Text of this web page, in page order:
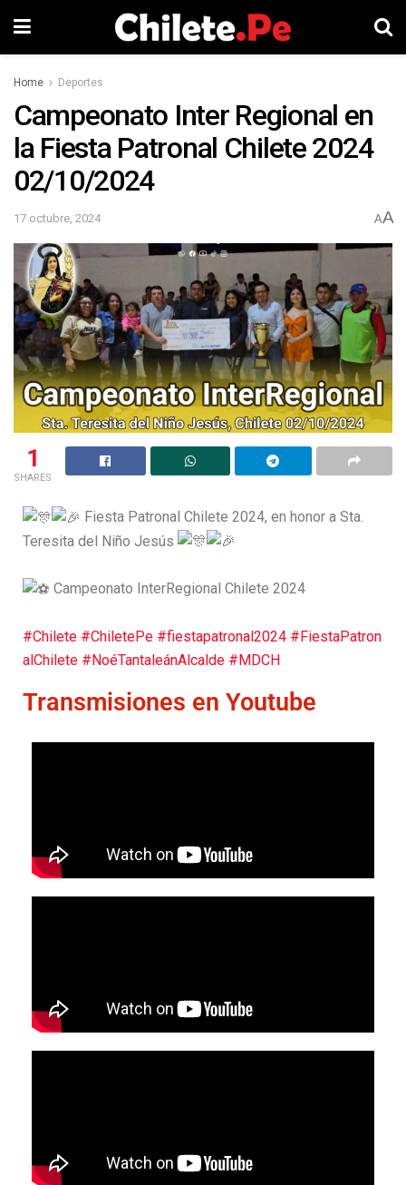
Home Deportes
Campeonato Inter Regional en
la Fiesta Patronal Chilete 2024
02/10/2024
17 octubre, 2024 AA
1
SHARES
Fiesta Patronal Chilete 2024, en honor a Sta.
Teresita del Niño Jesús
Campeonato InterRegional Chilete 2024
#Chilete #ChiletePe #fiestapatronal2024 #FiestaPatron
alChilete #NoéTantaleánAlcalde #MDCH
Transmisiones en Youtube